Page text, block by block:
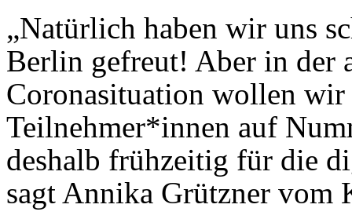
„Natürlich haben wir uns
Berlin gefreut! Aber in der
Coronasituation wollen
Teilnehmer*innen auf
deshalb frühzeitig für die
sagt Annika Grützner vom